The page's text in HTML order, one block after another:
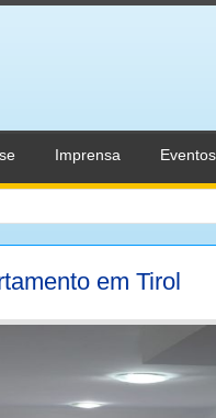
Imprensa Eventos
em Tirol